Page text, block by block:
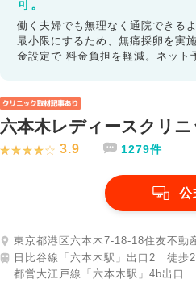
可。
働く夫婦でも無理なく通院できる
最小限にするため、無痛採卵を実
金設定で 料金負担を軽減。ネット
六本木レディースクリニ
3.9 1279件
公
東京都港区六本木7-18-18住友不動
日比谷線「六本木駅」出口2 徒歩
都営大江戸線「六本木駅」4b出口